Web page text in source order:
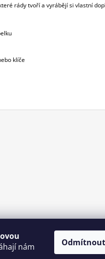
nám
Odmítnout
rády tvoří a vyrábějí si vlastní
klíče